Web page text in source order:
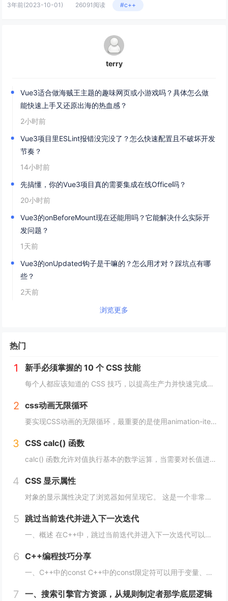
3年前(2023-10-01) 26091阅读 #c++
terry
Vue3适合做海贼王主题的趣味网页或小游戏吗？具体怎么做
能快速上手又还原出海的热血感？
2小时前
Vue3项目里ESLint报错没完没了？怎么快速配置且不破坏开发
节奏？
14小时前
先搞懂，你的Vue3项目真的需要集成在线Office吗？
20小时前
Vue3的onBeforeMount现在还能用吗？它能解决什么实际开
发问题？
1天前
Vue3的onUpdated钩子是干嘛的？怎么用才对？踩坑点有哪
些？
2天前
浏览更多
热门
1 新手必须掌握的 10 个 CSS 技能
每个人都应该知道的 CSS 技巧，以提高生产力并快速完成项目。 这里我为初学者收集了10个简单且必须知道的秘诀。 重置.css 某些浏览器对每个元素应用不同的样式，因此最好首先休息一下 CSS。 body, div, h1,h2,...
2 css动画无限循环
要实现CSS动画的无限循环，最重要的是使用animation-iteration-count属性，将其设置为infinite，继续动画就会循环播放。 栗子 CSS动画效果无限循环放大缩小 HTML： <image class="a...
3 CSS calc() 函数
calc() 函数允许对值执行基本的数学运算，当需要对长值进行百分比加法或减法时特别有用。 div { max-width: calc(80% - 100px) }它的工作原理是这样的： div { max-width: calc(...
4 CSS 显示属性
对象的显示属性决定了浏览器如何呈现它。 这是一个非常重要的属性，并且可能具有您可以使用的最多值。 这些值包括： blockinlinenonecontentsflowflow-roottable（以及所有那些table-*）fle...
5 跳过当前迭代并进入下一次迭代
一、概述 在C++中，跳过当前迭代并进入下一次迭代可以使用continue语句来实现。当循环遇到continue语句时，将会立即转到下一次循环的开始处，而不执行当前循环中剩余的代码。 通常情况下，continue语句用于在循环中处理特定的情...
6 C++编程技巧分享
一、C++中的const C++中的const限定符可以用于变量、函数参数、函数返回类型等多种情况。使用const限定符可以使代码更加安全、简洁、易于维护。 1、 const变量 const变量在定义后就不能被修改，这使得代码更加安全...
7 一、搜索引擎官方资源，从规则制定者那学底层逻辑